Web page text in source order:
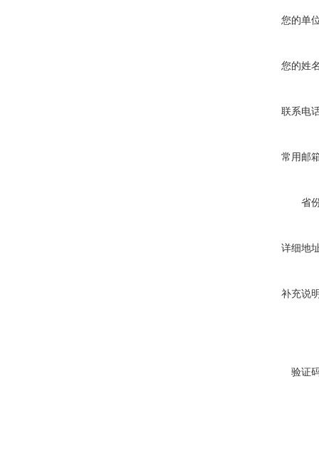
您的单
您的姓
联系电
常用邮
省
详细地
补充说
验证